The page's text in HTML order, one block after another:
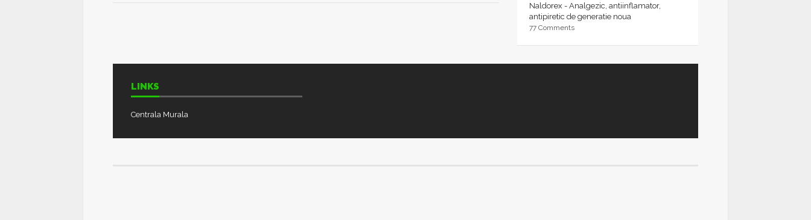
Naldorex - Analgezic, antiinflamator,
antipiretic de generatie noua
77 Comments
LINKS
Centrala Murala